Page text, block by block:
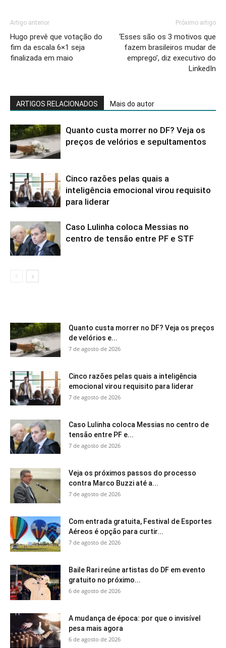
Artigo anterior
Hugo prevê que votação do
fim da escala 6×1 seja
finalizada em maio
Próximo artigo
‘Esses são os 3 motivos que
fazem brasileiros mudar de
emprego’, diz executivo do
LinkedIn
ARTIGOS RELACIONADOS Mais do autor
Quanto custa morrer no DF? Veja os
preços de velórios e sepultamentos
Cinco razões pelas quais a
inteligência emocional virou requisito
para liderar
Caso Lulinha coloca Messias no
centro de tensão entre PF e STF
Quanto custa morrer no DF? Veja os preços
de velórios e...
7 de agosto de 2026
Cinco razões pelas quais a inteligência
emocional virou requisito para liderar
7 de agosto de 2026
Caso Lulinha coloca Messias no centro de
tensão entre PF e...
7 de agosto de 2026
Veja os próximos passos do processo
contra Marco Buzzi até a...
7 de agosto de 2026
Com entrada gratuita, Festival de Esportes
Aéreos é opção para curtir...
7 de agosto de 2026
Baile Rari reúne artistas do DF em evento
gratuito no próximo...
6 de agosto de 2026
A mudança de época: por que o invisível
pesa mais agora
6 de agosto de 2026